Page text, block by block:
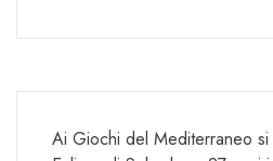
Ai Giochi del Mediterraneo si